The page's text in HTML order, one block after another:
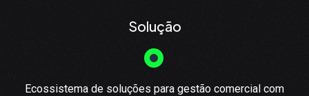
Solução
Ecossistema de soluções para gestão comercial com